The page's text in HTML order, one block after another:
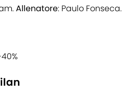
Allenatore: Paulo Fonseca.